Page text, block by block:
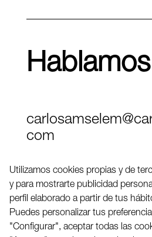
Hablamos
com
Twitter
LinkedIN
Utilizamos cookies propias y de
y para mostrarte publicidad
perfil elaborado a partir de tus
Puedes personalizar tus
"Configurar", aceptar todas las